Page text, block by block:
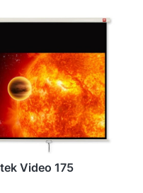
Video 175